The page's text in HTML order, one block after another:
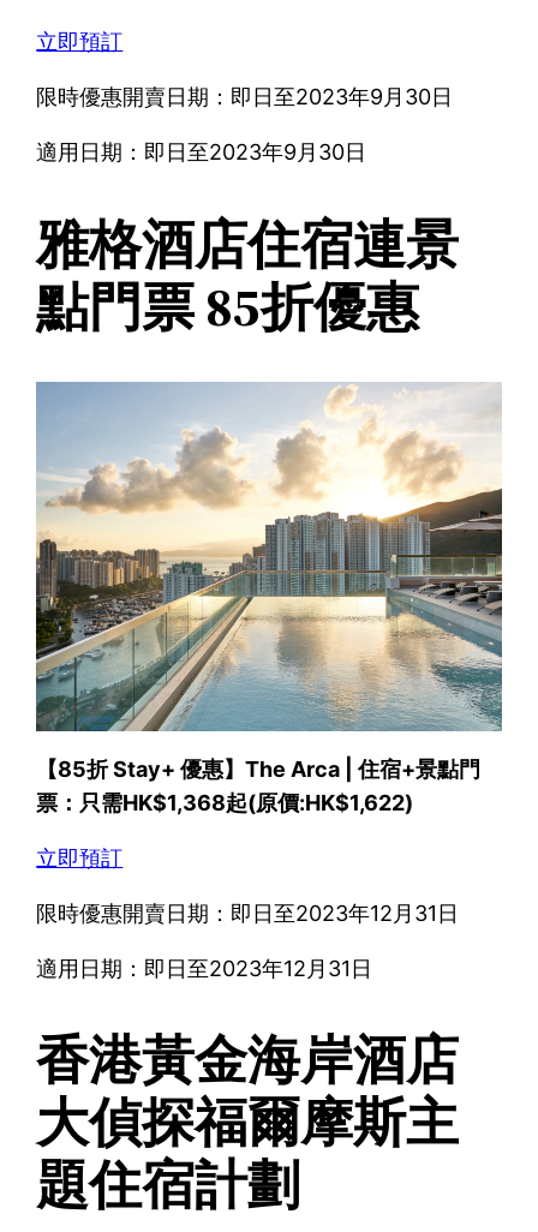
立即預訂
限時優惠開賣日期：即日至2023年9月30日
適用日期：即日至2023年9月30日
雅格酒店住宿連景
點門票 85折優惠
【85折 Stay+ 優惠】The Arca | 住宿+景點門
票：只需HK$1,368起(原價:HK$1,622)
立即預訂
限時優惠開賣日期：即日至2023年12月31日
適用日期：即日至2023年12月31日
香港黃金海岸酒店
大偵探福爾摩斯主
題住宿計劃